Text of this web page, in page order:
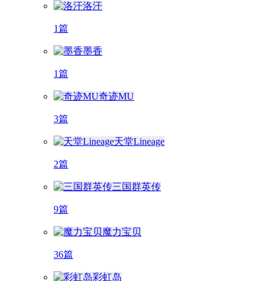
洛汗
1篇
墨香
1篇
奇迹MU
3篇
天堂Lineage
2篇
三国群英传
9篇
魔力宝贝
36篇
彩虹岛